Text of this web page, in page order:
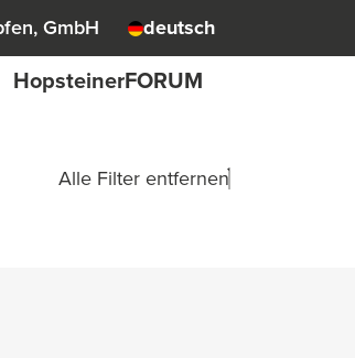
GmbH deutsch
HopsteinerFORUM
Alle Filter entfernen